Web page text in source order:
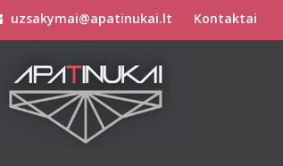
uzsakymai@apatinukai.lt Kontaktai
RYŠKIASPALVIS